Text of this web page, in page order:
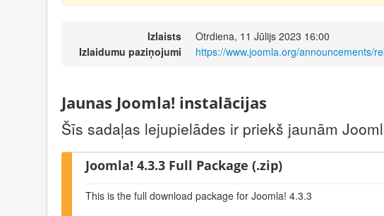
Izlaists
Otrdiena, 11 Jūlijs 2023 16:00
Izlaidumu paziņojumi
https://www.joomla.org/announcements/
Jaunas Joomla! instalācijas
Šīs sadaļas lejupielādes ir priekš jaunām
Joomla! 4.3.3 Full Package (.zip)
This is the full download package for Joomla! 4.3.3